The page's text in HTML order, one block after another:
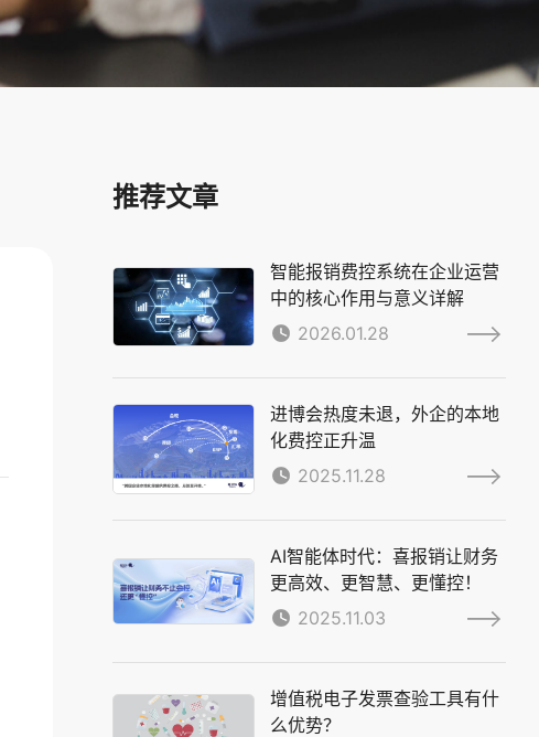
推荐文章
智能报销费控系统在企业运营
中的核心作用与意义详解
2026.01.28
进博会热度未退，外企的本地
化费控正升温
2025.11.28
AI智能体时代：喜报销让财务
更高效、更智慧、更懂控！
2025.11.03
增值税电子发票查验工具有什
么优势？